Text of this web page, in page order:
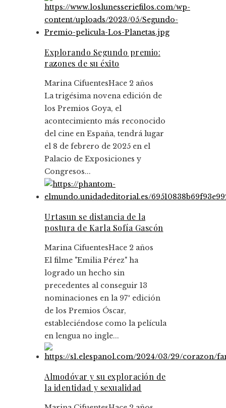
Explorando Segundo premio:
razones de su éxito
Marina CifuentesHace 2 años
La trigésima novena edición de
los Premios Goya, el
acontecimiento más reconocido
del cine en España, tendrá lugar
el 8 de febrero de 2025 en el
Palacio de Exposiciones y
Congresos...
Urtasun se distancia de la
postura de Karla Sofía Gascón
Marina CifuentesHace 2 años
El filme "Emilia Pérez" ha
logrado un hecho sin
precedentes al conseguir 13
nominaciones en la 97ª edición
de los Premios Óscar,
estableciéndose como la película
en lengua no ingle...
Almodóvar y su exploración de
la identidad y sexualidad